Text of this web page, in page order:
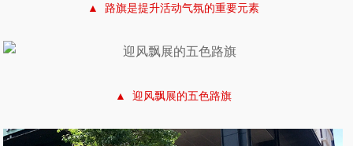
▲ 路旗是提升活动气氛的重要元素
▲ 迎风飘展的五色路旗